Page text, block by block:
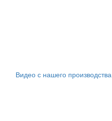
Видео с нашего производства